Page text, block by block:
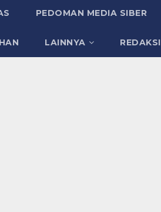
PEDOMAN MEDIA SIBER
LAINNYA REDAKSI